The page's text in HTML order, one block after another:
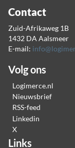
Contact
Zuid-Afrikaweg 1B
1432 DA Aalsmeer
E-mail:
Volg ons
Logimerce.nl
Nieuwsbrief
RSS-feed
Linkedin
X
Links